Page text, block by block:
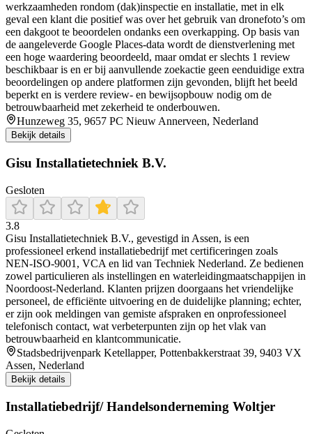
werkzaamheden rondom (dak)inspectie en installatie, met in elk
geval een klant die positief was over het gebruik van dronefoto’s om
een dakgoot te beoordelen ondanks een overkapping. Op basis van
de aangeleverde Google Places-data wordt de dienstverlening met
een hoge waardering beoordeeld, maar omdat er slechts 1 review
beschikbaar is en er bij aanvullende zoekactie geen eenduidige extra
beoordelingen op andere platformen zijn gevonden, blijft het beeld
beperkt en is verdere review- en bewijsopbouw nodig om de
betrouwbaarheid met zekerheid te onderbouwen.
Hunzeweg 35, 9657 PC Nieuw Annerveen, Nederland
Bekijk details
Gisu Installatietechniek B.V.
Gesloten
3.8
Gisu Installatietechniek B.V., gevestigd in Assen, is een
professioneel erkend installatiebedrijf met certificeringen zoals
NEN‑ISO‑9001, VCA en lid van Techniek Nederland. Ze bedienen
zowel particulieren als instellingen en waterleidingmaatschappijen in
Noordoost-Nederland. Klanten prijzen doorgaans het vriendelijke
personeel, de efficiënte uitvoering en de duidelijke planning; echter,
er zijn ook meldingen van gemiste afspraken en onprofessioneel
telefonisch contact, wat verbeterpunten zijn op het vlak van
betrouwbaarheid en klantcommunicatie.
Stadsbedrijvenpark Ketellapper, Pottenbakkerstraat 39, 9403 VX
Assen, Nederland
Bekijk details
Installatiebedrijf/ Handelsonderneming Woltjer